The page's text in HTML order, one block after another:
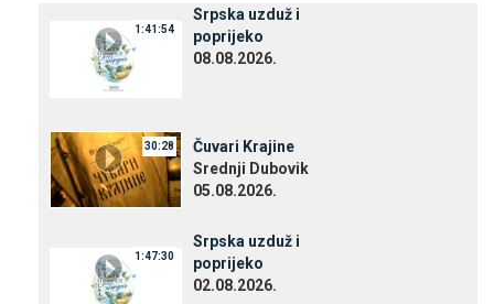
1:41:54
Srpska uzduž i
poprijeko
08.08.2026.
30:28
Čuvari Krajine
Srednji Dubovik
05.08.2026.
1:47:30
Srpska uzduž i
poprijeko
02.08.2026.